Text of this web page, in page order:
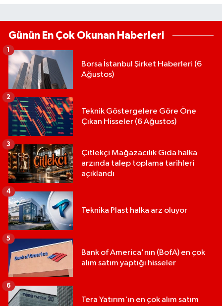
Günün En Çok Okunan Haberleri
Borsa İstanbul Şirket Haberleri (6
Ağustos)
1
Teknik Göstergelere Göre Öne
Çıkan Hisseler (6 Ağustos)
2
Çitlekçi Mağazacılık Gıda halka
arzında talep toplama tarihleri
açıklandı
3
Teknika Plast halka arz oluyor
4
Bank of America'nın (BofA) en çok
alım satım yaptığı hisseler
5
Tera Yatırım'ın en çok alım satım
6